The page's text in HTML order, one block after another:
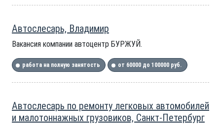
Автослесарь, Владимир
Вакансия компании автоцентр БУРЖУЙ.
работа на полную занятость от 60000 до 100000 руб.
Автослесарь по ремонту легковых автомобилей
и малотоннажных грузовиков, Санкт-Петербург